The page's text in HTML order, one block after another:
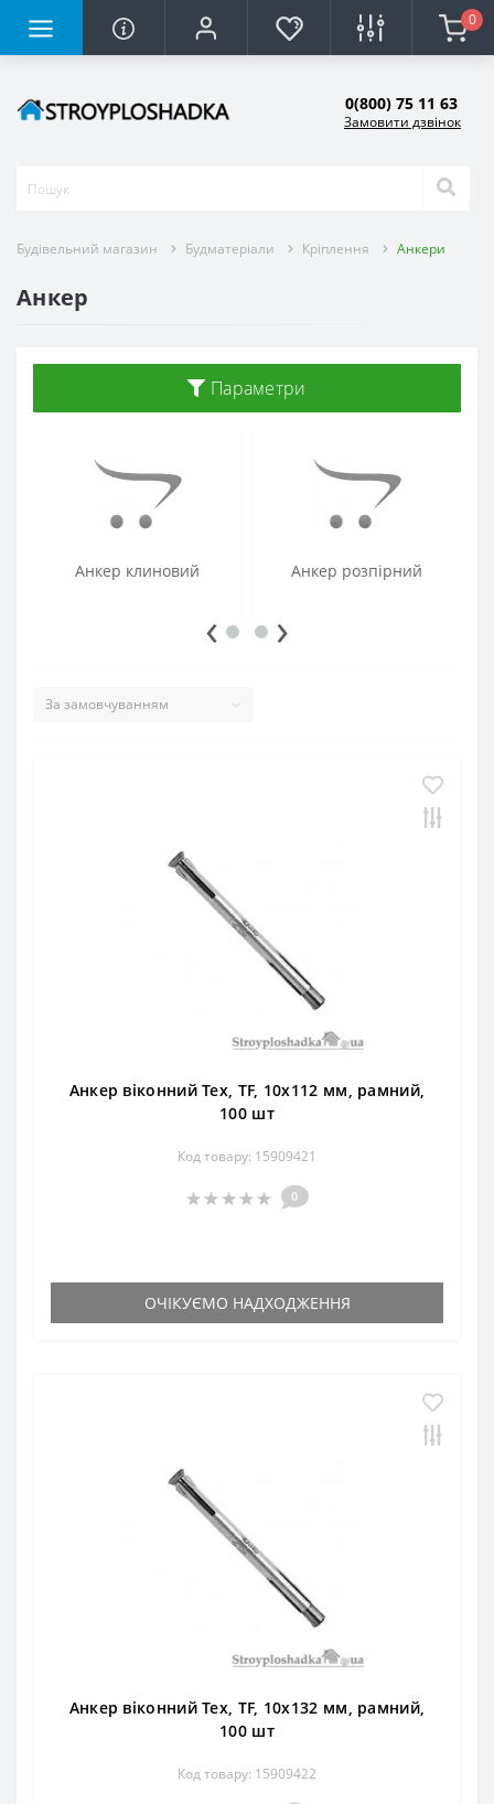
0
0(800) 75 11 63
Замовити дзвінок
Будівельний магазин Будматеріали Кріплення Анкери
Анкер
Параметри
Анкер клиновий Анкер розпірний
‹ ›
Анкер віконний Тех, TF, 10х112 мм, рамний,
100 шт
Код товару: 15909421
0
ОЧІКУЄМО НАДХОДЖЕННЯ
Анкер віконний Тех, TF, 10х132 мм, рамний,
100 шт
Код товару: 15909422